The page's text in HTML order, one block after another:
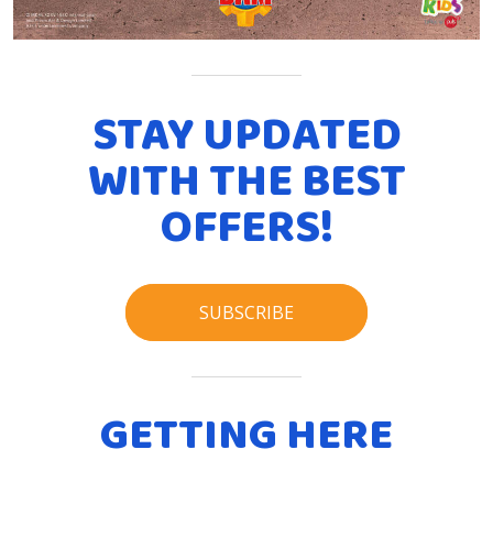
STAY UPDATED
WITH THE BEST
OFFERS!
SUBSCRIBE
GETTING HERE